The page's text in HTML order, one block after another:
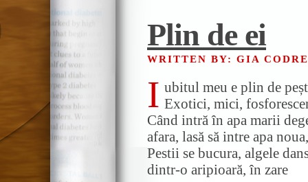
Plin de ei
WRITTEN BY: GIA
I ubitul meu e plin de
Exotici, mici,
Când intră în apa marii
afara, lasă să intre apa
Pestii se bucura, algele
dintr-o aripioară, în zare